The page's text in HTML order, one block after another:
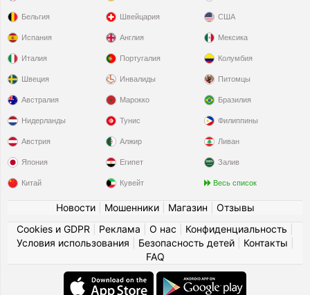
Бельгия
Испания
Италия
Швеция
Швейцария
Англия
Португалия
Инвалиды
США
Мексика
Колумбия
Питомцы
Австралия
Нидерланды
Австрия
Япония
Китай
Марокко
Тунис
Алжир
Египет
Кувейт
Бразилия
Филиппины
Ливан
Залив
Весь список
Новости| Мошенники| Магазин
Отзывы
Cookies и GDPR
Реклама О нас Конфиденциальность
Условия использования
Безопасность детей| Контакты
FAQ